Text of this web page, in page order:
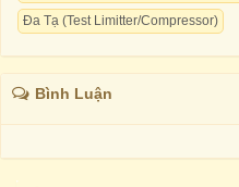
Đa Tạ (Test Limitter/Compressor)
Bình Luận